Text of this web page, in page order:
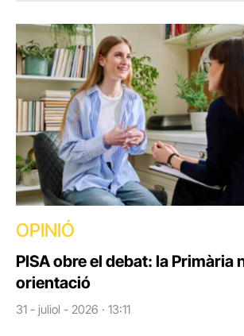
OPINIÓ
PISA obre el debat: la Primària
orientació
31 - juliol - 2026 · 13:11